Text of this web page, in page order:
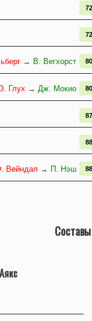
→ В. Вегхорст
Глух → Дж. Мокио
Вейндал → П. Нэш
Аякс